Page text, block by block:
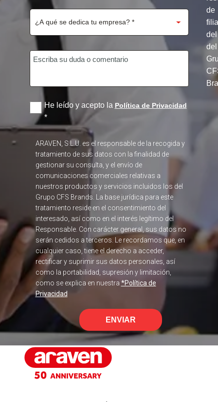
de
del
del
He leído y acepto la Política de Privacidad
*
ARAVEN, S.L.U. es el responsable de la recogida y
tratamiento de sus datos con la finalidad de
gestionar su consulta, y el envío de
comunicaciones comerciales relativas a
nuestros productos y servicios incluidos los del
Grupo CFS Brands. La base jurídica para este
tratamiento reside en el consentimiento del
interesado, así como en el interés legítimo del
Responsable. Con carácter general, sus datos no
serán cedidos a terceros. Le recordamos que, en
cualquier caso, tiene el derecho a acceder,
rectificar y suprimir sus datos personales, así
como la portabilidad, supresión y limitación,
como se explica en nuestra *Política de
Privacidad
ENVIAR